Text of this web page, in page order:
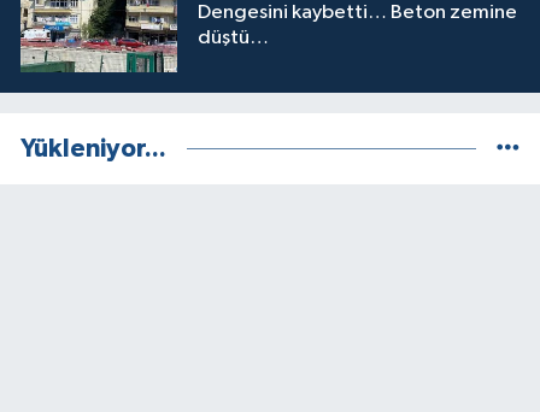
Dengesini kaybetti… Beton zemine
düştü…
Yükleniyor...